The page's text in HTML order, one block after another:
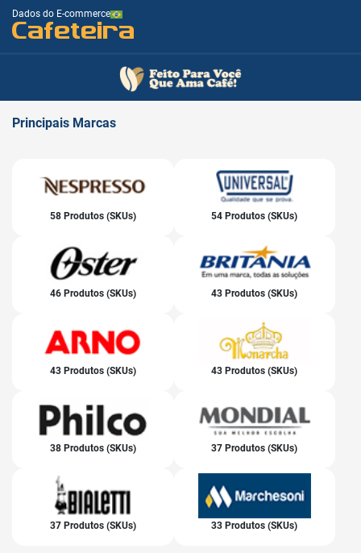
Dados do E-commerce
Cafeteira
Principais Marcas
58 Produtos (SKUs) 54 Produtos (SKUs)
46 Produtos (SKUs) 43 Produtos (SKUs)
43 Produtos (SKUs) 43 Produtos (SKUs)
38 Produtos (SKUs) 37 Produtos (SKUs)
37 Produtos (SKUs) 33 Produtos (SKUs)